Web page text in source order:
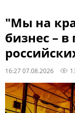
"Мы на
бизнес –
16:27 07.08.2026